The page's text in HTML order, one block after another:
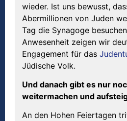
wieder. Ist uns bewusst,
Abermillionen von Juden
Tag die Synagoge
Anwesenheit zeigen wir
Engagement für das
Jüdische Volk.
Und danach gibt es nur
weitermachen und
An den Hohen Feiertagen